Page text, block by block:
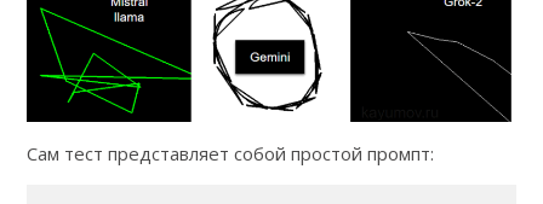
Сам тест представляет собой простой промпт: